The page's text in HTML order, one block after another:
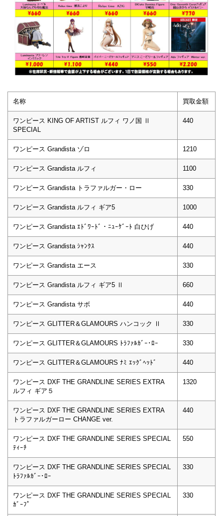
名称 買取金額
ワンピース KING OF ARTIST ルフィ ワノ国 Ⅱ
SPECIAL
440
ワンピース Grandista ゾロ 1210
ワンピース Grandista ルフィ 1100
ワンピース Grandista トラファルガー・ロー 330
ワンピース Grandista ルフィ ギア5 1000
ワンピース Grandista ｴﾄﾞﾜｰﾄﾞ・ﾆｭｰｹﾞｰﾄ 白ひげ 440
ワンピース Grandista ｼｬﾝｸｽ 440
ワンピース Grandista エース 330
ワンピース Grandista ルフィ ギア5 Ⅱ 660
ワンピース Grandista サボ 440
ワンピース GLITTER＆GLAMOURS ハンコック Ⅱ 330
ワンピース GLITTER＆GLAMOURS ﾄﾗﾌｧﾙｶﾞｰ･ﾛｰ 330
ワンピース GLITTER＆GLAMOURS ﾅﾐ ｴｯｸﾞﾍｯﾄﾞ 440
ワンピース DXF THE GRANDLINE SERIES EXTRA
ルフィ ギア５
1320
ワンピース DXF THE GRANDLINE SERIES EXTRA
トラファルガーロー CHANGE ver.
440
ワンピース DXF THE GRANDLINE SERIES SPECIAL
ﾃｨｰﾁ
550
ワンピース DXF THE GRANDLINE SERIES SPECIAL
ﾄﾗﾌｧﾙｶﾞｰ･ﾛｰ
330
ワンピース DXF THE GRANDLINE SERIES SPECIAL
ｶﾞｰﾌﾟ
330